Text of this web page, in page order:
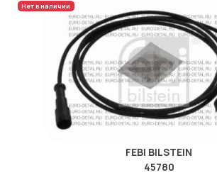
Нет в наличии
FEBI BILSTEIN
45780